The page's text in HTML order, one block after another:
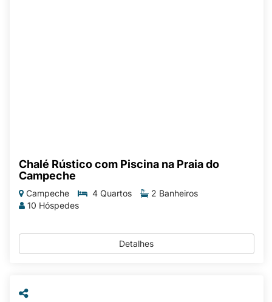
Chalé Rústico com Piscina na Praia do
Campeche
Campeche 4 Quartos
2 Banheiros
10 Hóspedes
Detalhes